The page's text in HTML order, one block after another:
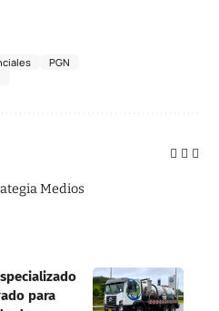
PGN
Medios
para